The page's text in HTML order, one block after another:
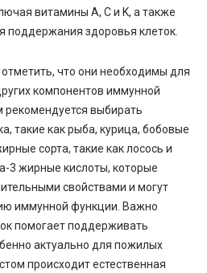
витамины A, C и K, а также
поддержания здоровья клеток.
что они необходимы для
компонентов иммунной
выбирать
такие как рыба, курица, бобовые
сорта, такие как лосось и
3 жирные кислоты, которые
свойствами и могут
иммунной функции. Важно
помогает поддерживать
актуально для пожилых
происходит естественная